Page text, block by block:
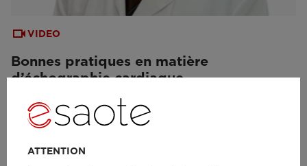
VIDEO
Bonnes pratiques en matière
d’échographie cardiaque
ATTENTION